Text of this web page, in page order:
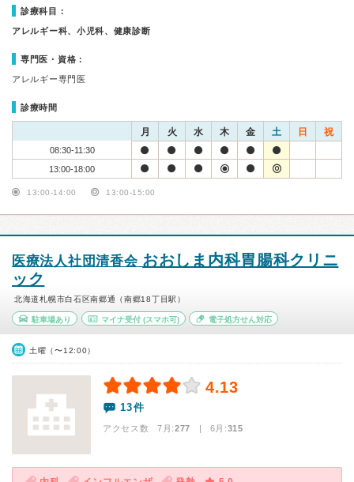
診療科目：
アレルギー科、小児科、健康診断
専門医・資格：
アレルギー専門医
診療時間
月 火 水 木 金 土 日 祝
08:30-11:30
13:00-18:00
13:00-14:00 13:00-15:00
医療法人社団清香会 おおしま内科胃腸科クリニ
ック
北海道札幌市白石区南郷通（南郷18丁目駅）
駐車場あり マイナ受付(スマホ可) 電子処方せん対応
土曜（〜12:00）
4.13
13件
アクセス数 7月:277 | 6月:315